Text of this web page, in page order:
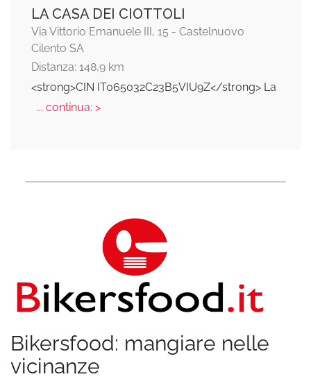
LA CASA DEI CIOTTOLI
Via Vittorio Emanuele III, 15 - Castelnuovo
Cilento SA
Distanza: 148,9 km
<strong>CIN IT065032C23B5VIU9Z</strong> La
... continua: >
Bikersfood: mangiare nelle
vicinanze